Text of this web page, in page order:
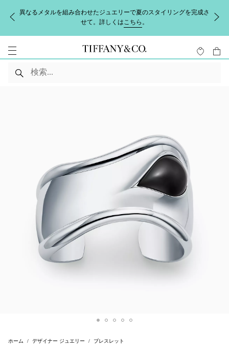
異なるメタルを組み合わせたジュエリーで夏のスタイリングを完成さ
せて。詳しくはこちら 。
ホーム デザイナー ジュエリー ブレスレット